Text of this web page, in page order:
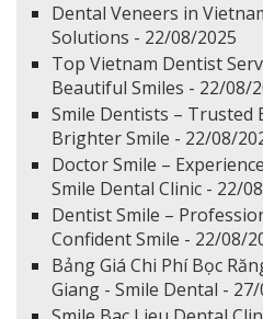
Dental Veneers in
Solutions - 22/08/2025
Top Vietnam Dentist
Beautiful Smiles - 22/08/
Smile Dentists – Trusted
Brighter Smile - 22/08/
Doctor Smile –
Smile Dental Clinic - 22/
Dentist Smile –
Confident Smile - 22/08/
Bảng Giá Chi Phí Bọc
Giang - Smile Dental -